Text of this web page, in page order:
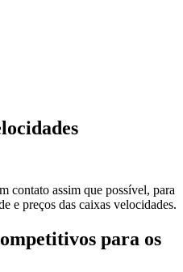
contato assim que possível, para
e preços das caixas velocidades.
para os